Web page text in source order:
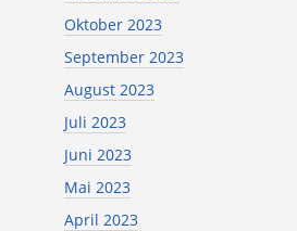
Oktober 2023
September 2023
August 2023
Juli 2023
Juni 2023
Mai 2023
April 2023